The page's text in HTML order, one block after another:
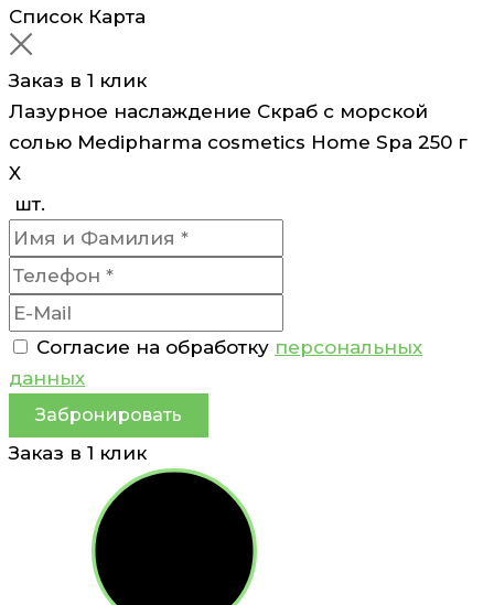
Список Карта
Заказ в 1 клик
Лазурное наслаждение Скраб с морской
солью Medipharma cosmetics Home Spa 250 г
X
шт.
Согласие на обработку персональных
данных
Забронировать
Заказ в 1 клик